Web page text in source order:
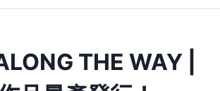
THE WAY |